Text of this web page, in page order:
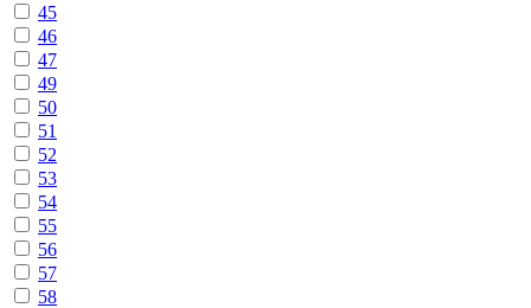
45
46
47
49
50
51
52
53
54
55
56
57
58